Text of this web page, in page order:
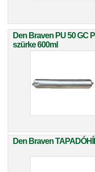
Den Braven PU 50 GC
szürke 600ml
Den Braven